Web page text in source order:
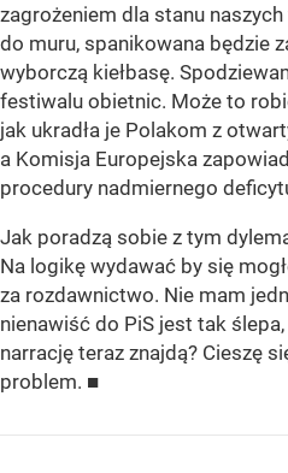
zagrożeniem dla stanu
do muru, spanikowana będzie
wyborczą kiełbasę.
festiwalu obietnic. Może to
jak ukradła je Polakom z
a Komisja Europejska
procedury nadmiernego
Jak poradzą sobie z tym
Na logikę wydawać by się
za rozdawnictwo. Nie mam
nienawiść do PiS jest tak
narrację teraz znajdą? Cieszę
problem. ■